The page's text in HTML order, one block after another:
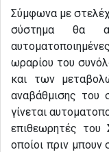
Σύμφωνα με
σύστημα θα
ωραρίου του
και των
αναβάθμισης
γίνεται
επιθεωρητές του
οποίοι πριν μπουν